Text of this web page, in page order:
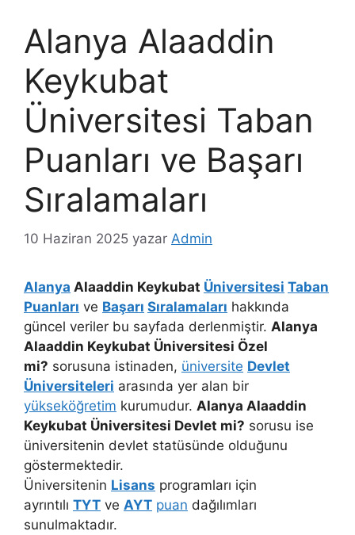
Alanya Alaaddin
Keykubat
Üniversitesi Taban
Puanları ve Başarı
Sıralamaları
10 Haziran 2025 yazar Admin
Alanya Alaaddin Keykubat Üniversitesi Taban
Puanları ve Başarı Sıralamaları hakkında
güncel veriler bu sayfada derlenmiştir. Alanya
Alaaddin Keykubat Üniversitesi Özel
mi? sorusuna istinaden, üniversite Devlet
Üniversiteleri arasında yer alan bir
yükseköğretim kurumudur. Alanya Alaaddin
Keykubat Üniversitesi Devlet mi? sorusu ise
üniversitenin devlet statüsünde olduğunu
göstermektedir.
Üniversitenin Lisans programları için
ayrıntılı TYT ve AYT puan dağılımları
sunulmaktadır.